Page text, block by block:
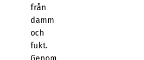
från
damm
och
fukt.